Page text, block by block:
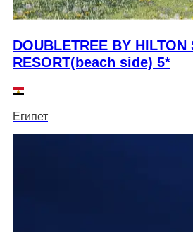
DOUBLETREE BY HILTON
RESORT(beach side) 5*
Египет